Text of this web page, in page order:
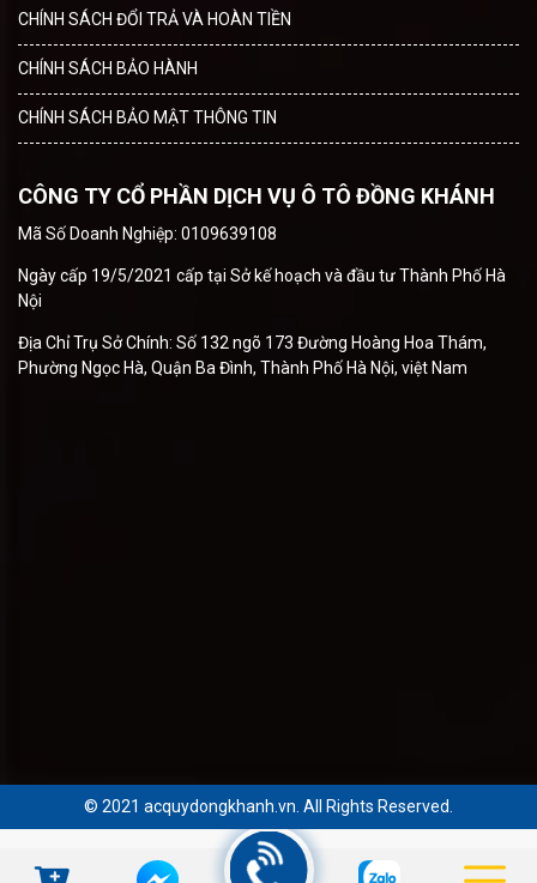
CHÍNH SÁCH ĐỔI TRẢ VÀ HOÀN TIỀN
CHÍNH SÁCH BẢO HÀNH
CHÍNH SÁCH BẢO MẬT THÔNG TIN
CÔNG TY CỔ PHẦN DỊCH VỤ Ô TÔ ĐỒNG KHÁNH
Mã Số Doanh Nghiệp: 0109639108
Ngày cấp 19/5/2021 cấp tại Sở kế hoạch và đầu tư Thành Phố Hà
Nội
Địa Chỉ Trụ Sở Chính: Số 132 ngõ 173 Đường Hoàng Hoa Thám,
Phường Ngọc Hà, Quận Ba Đình, Thành Phố Hà Nội, việt Nam
© 2021 acquydongkhanh.vn. All Rights Reserved.